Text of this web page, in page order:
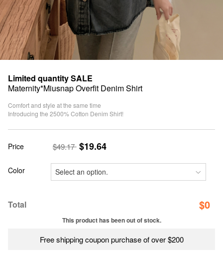
Limited quantity SALE
Maternity*Miusnap Overfit Denim Shirt
Comfort and style at the same time
Introducing the 2500% Cotton Denim Shirt!
Price $49.17 $19.64
Color
Total $0
This product has been out of stock.
Free shipping coupon purchase of over $200